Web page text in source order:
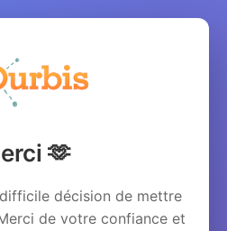
🫶
décision de mettre
de votre confiance et